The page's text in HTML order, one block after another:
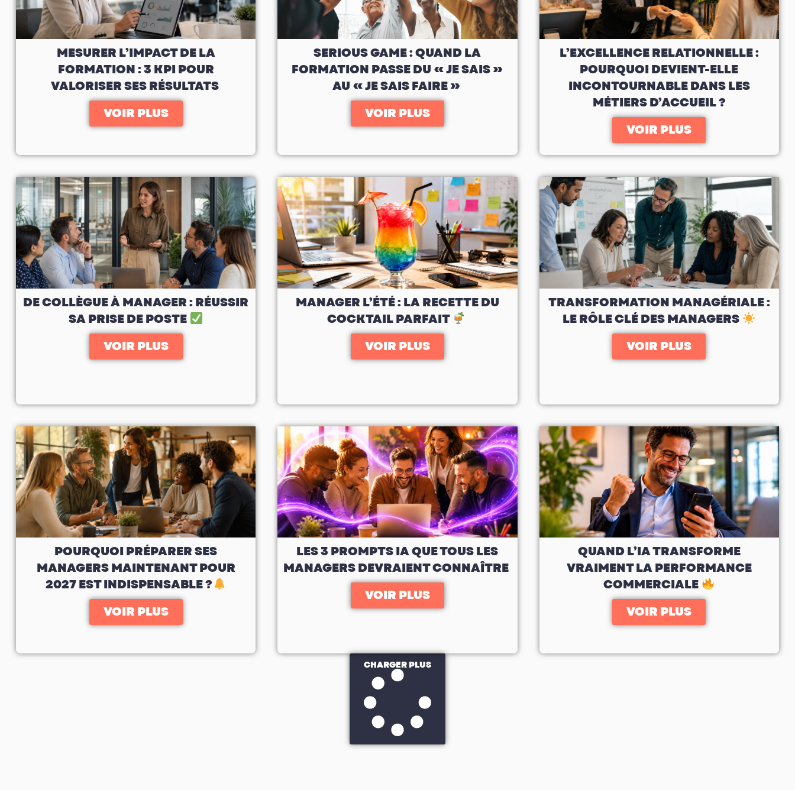
MESURER L’IMPACT DE LA
FORMATION : 3 KPI POUR
VALORISER SES RÉSULTATS
VOIR PLUS
SERIOUS GAME : QUAND LA
FORMATION PASSE DU « JE SAIS »
AU « JE SAIS FAIRE »
VOIR PLUS
L’EXCELLENCE RELATIONNELLE :
POURQUOI DEVIENT-ELLE
INCONTOURNABLE DANS LES
MÉTIERS D’ACCUEIL ?
VOIR PLUS
DE COLLÈGUE À MANAGER : RÉUSSIR
SA PRISE DE POSTE
VOIR PLUS
MANAGER L’ÉTÉ : LA RECETTE DU
COCKTAIL PARFAIT
VOIR PLUS
TRANSFORMATION MANAGÉRIALE :
LE RÔLE CLÉ DES MANAGERS
VOIR PLUS
POURQUOI PRÉPARER SES
MANAGERS MAINTENANT POUR
2027 EST INDISPENSABLE ?
VOIR PLUS
LES 3 PROMPTS IA QUE TOUS LES
MANAGERS DEVRAIENT CONNAÎTRE
VOIR PLUS
QUAND L’IA TRANSFORME
VRAIMENT LA PERFORMANCE
COMMERCIALE
VOIR PLUS
CHARGER PLUS